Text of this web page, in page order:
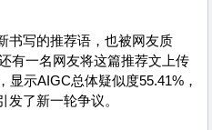
书写的推荐语，也被网友质
有一名网友将这篇推荐文上传
显示AIGC总体疑似度55.41%，
了新一轮争议。